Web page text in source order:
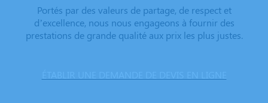
Portés par des valeurs de partage, de respect et
d’excellence, nous nous engageons à fournir des
prestations de grande qualité aux prix les plus justes.